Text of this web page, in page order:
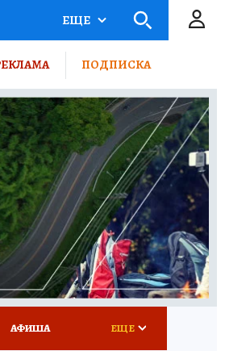
О КП
ЕЩЕ
ПОДПИСКА
АФИША ЕЩЕ